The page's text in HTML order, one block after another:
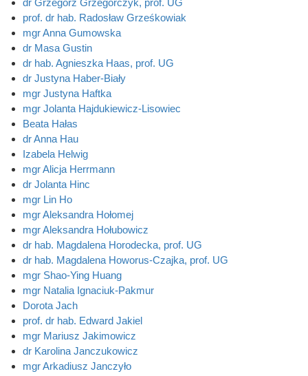
dr Grzegorz Grzegorczyk, prof. UG
prof. dr hab. Radosław Grześkowiak
mgr Anna Gumowska
dr Masa Gustin
dr hab. Agnieszka Haas, prof. UG
dr Justyna Haber-Biały
mgr Justyna Haftka
mgr Jolanta Hajdukiewicz-Lisowiec
Beata Hałas
dr Anna Hau
Izabela Helwig
mgr Alicja Herrmann
dr Jolanta Hinc
mgr Lin Ho
mgr Aleksandra Hołomej
mgr Aleksandra Hołubowicz
dr hab. Magdalena Horodecka, prof. UG
dr hab. Magdalena Howorus-Czajka, prof. UG
mgr Shao-Ying Huang
mgr Natalia Ignaciuk-Pakmur
Dorota Jach
prof. dr hab. Edward Jakiel
mgr Mariusz Jakimowicz
dr Karolina Janczukowicz
mgr Arkadiusz Janczyło